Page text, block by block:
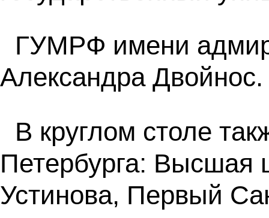
ГУМРФ имени
Александра Двойнос.
В круглом столе
Петербурга:
Устинова, Первый